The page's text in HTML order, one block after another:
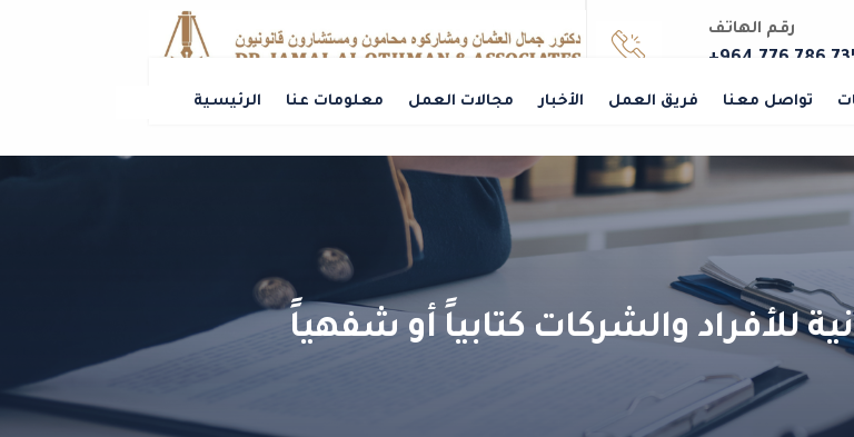
رقم الهاتف
+964 776 786
الرئيسية معلومات عنا مجالات العمل الأخبار فريق العمل تواصل معنا
للأفراد والشركات كتابياً أو شفهياً